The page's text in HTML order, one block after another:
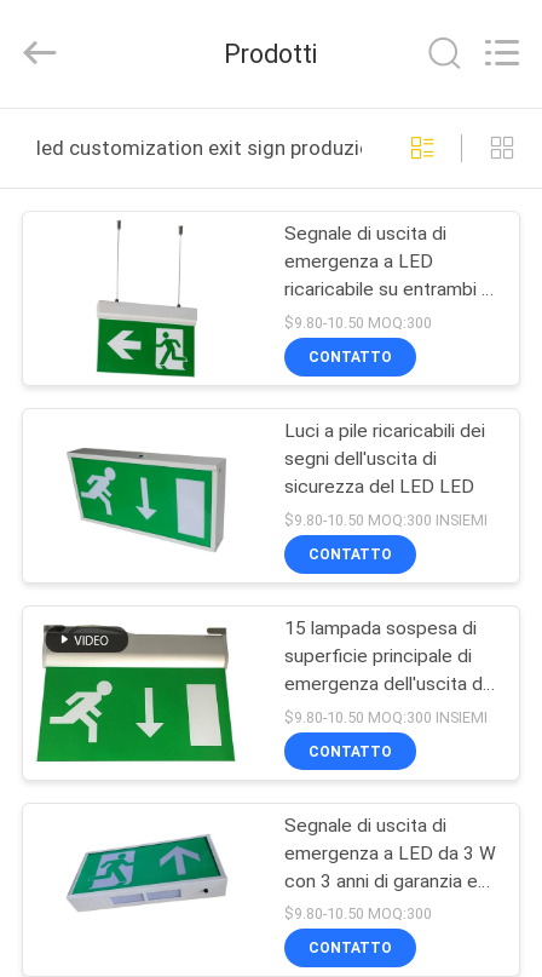
PRODOTTI
GIRO
DELLA
FABBRICA
CONTROLLO
DI
QUALITÀ
CONTATTICI
RICHIEDA
UNA
CITAZIONE
Dreamy
Technology
Rights
Prodotti
led customization exit sign produzione online
Segnale di uscita di
emergenza a LED
ricaricabile su entrambi i
lati con autonomia di 3
ore, batteria agli ioni di
litio e struttura in plastica
$9.80-10.50 MOQ:300
CONTATTO
Luci a pile ricaricabili dei
segni dell'uscita di
sicurezza del LED LED
$9.80-10.50 MOQ:300 INSIEMI
CONTATTO
15 lampada sospesa di
superficie principale di
emergenza dell'uscita di
PCS SMD del soffitto di
alluminio del segno
$9.80-10.50 MOQ:300 INSIEMI
CONTATTO
Segnale di uscita di
emergenza a LED da 3 W
con 3 anni di garanzia e
180 minuti di tempo di
emergenza Luce di
emergenza a LED
$9.80-10.50 MOQ:300
CONTATTO